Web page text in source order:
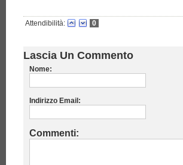
Attendibilità: 0
Lascia Un Commento
Nome:
Indirizzo Email:
Commenti: